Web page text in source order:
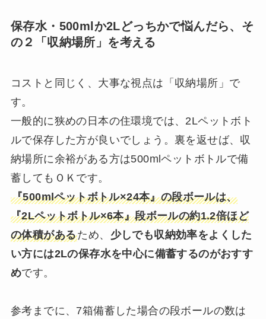
保存水・500mlか2Lどっちかで悩んだら、そ
の２「収納場所」を考える
コストと同じく、大事な視点は「収納場所」で
す。
一般的に狭めの日本の住環境では、2Lペットボト
ルで保存した方が良いでしょう。裏を返せば、収
納場所に余裕がある方は500mlペットボトルで備
蓄してもＯＫです。
『500mlペットボトル×24本』の段ボールは、
『2Lペットボトル×6本』段ボールの約1.2倍ほど
の体積があるため、 少しでも収納効率をよくした
い方には2Lの保存水を中心に備蓄するのがおすす
めです。
参考までに、7箱備蓄した場合の段ボールの数は